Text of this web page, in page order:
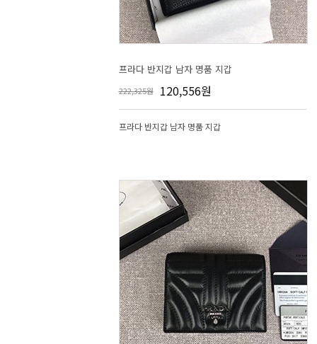
프라다 반지갑 남자 명품 지갑
222,325원 120,556원
프라다 반지갑 남자 명품 지갑